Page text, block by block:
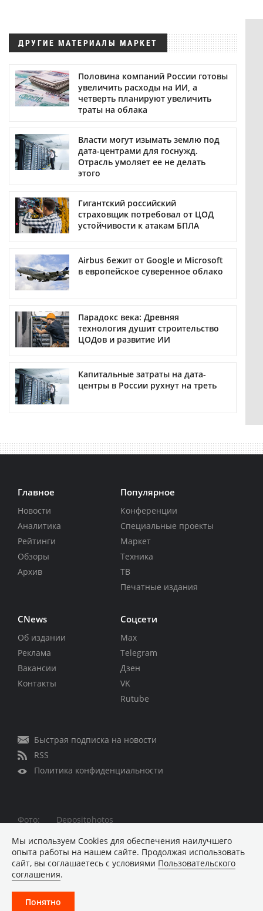
ДРУГИЕ МАТЕРИАЛЫ МАРКЕТ
Половина компаний России готовы
увеличить расходы на ИИ, а
четверть планируют увеличить
траты на облака
Власти могут изымать землю под
дата-центрами для госнужд.
Отрасль умоляет ее не делать
этого
Гигантский российский
страховщик потребовал от ЦОД
устойчивости к атакам БПЛА
Airbus бежит от Google и Microsoft
в европейское суверенное облако
Парадокс века: Древняя
технология душит строительство
ЦОДов и развитие ИИ
Капитальные затраты на дата-
центры в России рухнут на треть
Главное
Новости
Аналитика
Рейтинги
Обзоры
Архив
Популярное
Конференции
Специальные проекты
Маркет
Техника
ТВ
Печатные издания
CNews
Об издании
Реклама
Вакансии
Контакты
Соцсети
Max
Telegram
Дзен
VK
Rutube
Быстрая подписка на новости
RSS
Политика конфиденциальности
Фото:
Depositphotos
Все права защищены © 1995 – 2026
Материалы, помеченные знаком ■ опубликованы на
коммерческой основе
Хостинг-провайдер REG.RU
Мы используем Сookies для обеспечения наилучшего
опыта работы на нашем сайте. Продолжая использовать
сайт, вы соглашаетесь с условиями Пользовательского
соглашения.
Понятно